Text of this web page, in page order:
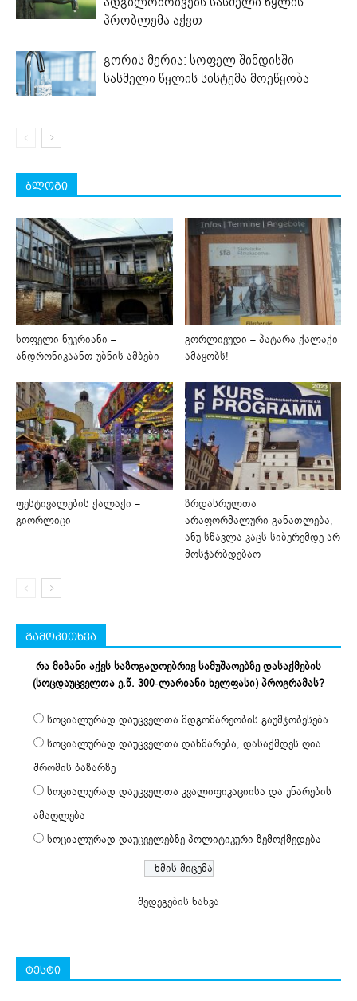
პრობლემა აქვთ
გორის მერია: სოფელ შინდისში
სასმელი წყლის სისტემა მოეწყობა
ბლოგი
სოფელი ნუკრიანი –
ანდრონიკაანთ უბნის ამბები
გორლივუდი – პატარა ქალაქი
ამაყობს!
ფესტივალების ქალაქი –
გიორლიცი
ზრდასრულთა
არაფორმალური განათლება,
ანუ სწავლა კაცს სიბერემდე არ
მოსჭარბდებაო
გამოკითხვა
რა მიზანი აქვს საზოგადოებრივ სამუშაოებზე დასაქმების
(სოცდაუცველთა ე.წ. 300-ლარიანი ხელფასი) პროგრამას?
სოციალურად დაუცველთა მდგომარეობის გაუმჯობესება
სოციალურად დაუცველთა დახმარება, დასაქმდეს ღია
შრომის ბაზარზე
სოციალურად დაუცველთა კვალიფიკაციისა და უნარების
ამაღლება
სოციალურად დაუცველებზე პოლიტიკური ზემოქმედება
შედეგების ნახვა
ტესტი